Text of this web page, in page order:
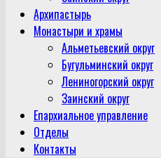
Архипастырь
Монастыри и храмы
Альметьевский округ
Бугульминский округ
Лениногорский округ
Заинский округ
Епархиальное управление
Отделы
Контакты